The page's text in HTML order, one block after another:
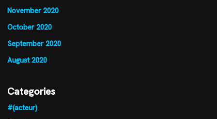
November 2020
October 2020
September 2020
August 2020
Categories
#(acteur)